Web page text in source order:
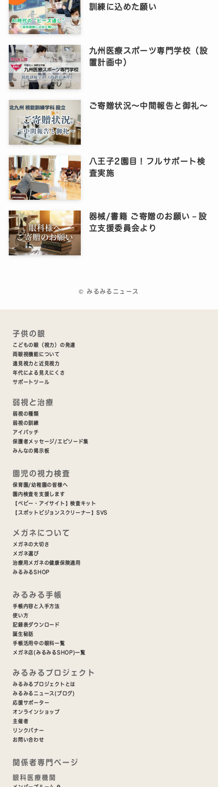
訓練に込めた願い
九州医療スポーツ専門学校（設
置計画中）
ご寄贈状況～中間報告と御礼～
八王子2園目！フルサポート検
査実施
器械/書籍 ご寄贈のお願い－設
立支援委員会より
© みるみるニュース
子供の眼
こどもの眼（視力）の発達
両眼視機能について
遠見視力と近見視力
年代による見えにくさ
サポートツール
弱視と治療
弱視の種類
弱視の訓練
アイパッチ
保護者メッセージ/エピソード集
みんなの掲示板
園児の視力検査
保育園/幼稚園の皆様へ
園内検査を支援します
【ベビー・アイサイト】検査キット
【スポットビジョンスクリーナー】SVS
メガネについて
メガネの大切さ
メガネ選び
治療用メガネの健康保険適用
みるみるSHOP
みるみる手帳
手帳内容と入手方法
使い方
記録表ダウンロード
誕生秘話
手帳活用中の眼科一覧
メガネ店(みるみるSHOP)一覧
みるみるプロジェクト
みるみるプロジェクトとは
みるみるニュース(ブログ)
応援サポーター
オンラインショップ
主催者
リンクバナー
お問い合わせ
関係者専門ページ
眼科医療機関